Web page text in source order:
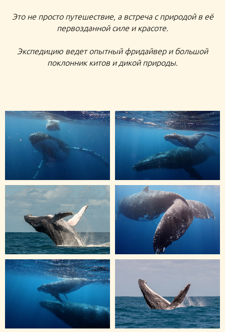
Это не просто путешествие, а встреча с природой в её
первозданной силе и красоте.
Экспедицию ведет опытный фридайвер и большой
поклонник китов и дикой природы.